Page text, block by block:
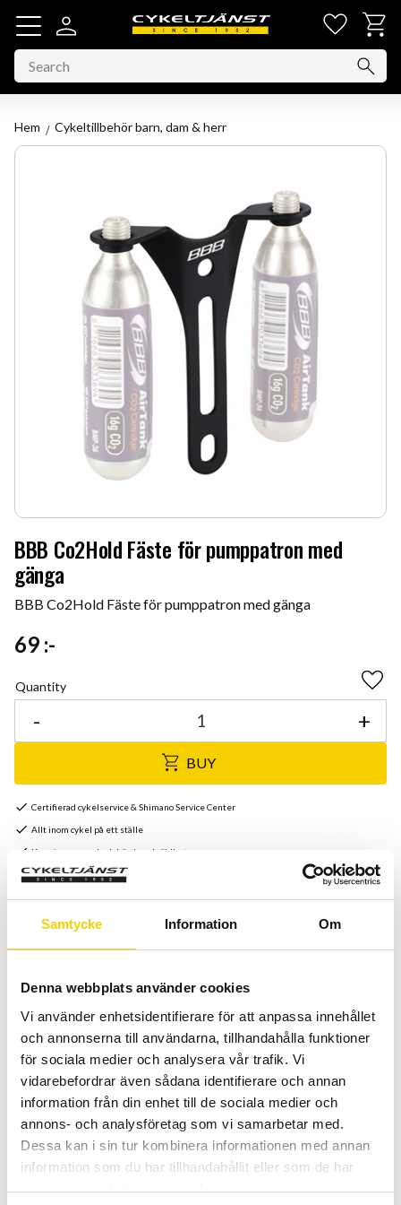
Samtycke Information Om
Denna webbplats använder cookies
Vi använder enhetsidentifierare för att anpassa innehållet
och annonserna till användarna, tillhandahålla funktioner
för sociala medier och analysera vår trafik. Vi
vidarebefordrar även sådana identifierare och annan
information från din enhet till de sociala medier och
annons- och analysföretag som vi samarbetar med.
Dessa kan i sin tur kombinera informationen med annan
information som du har tillhandahållit eller som de har
samlat in när du har använt deras tjänster.
Menu
Basket
Hem Cykeltillbehör barn, dam & herr
BBB Co2Hold Fäste för pumppatron med
gänga
BBB Co2Hold Fäste för pumppatron med gänga
69 :-
Quantity
+
-
BUY
Add
Certifierad cykelservice & Shimano Service Center
Allt inom cykel på ett ställe
Kunnig personal och hög kundnöjdhet
Article SKU
Hållare i aluminium som monteras bakom flaskstället.
Två gängade hål som passar för kolsyre patroner för
Vikt 11 gram.
Patroner medföljer ej.